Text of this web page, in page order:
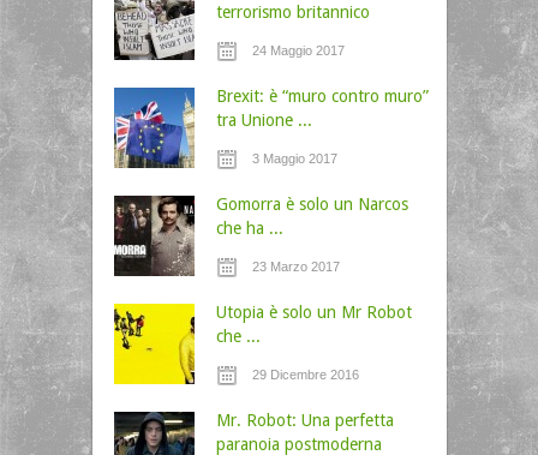
terrorismo britannico
24 Maggio 2017
Brexit: è “muro contro muro”
tra Unione ...
3 Maggio 2017
Gomorra è solo un Narcos
che ha ...
23 Marzo 2017
Utopia è solo un Mr Robot
che ...
29 Dicembre 2016
Mr. Robot: Una perfetta
paranoia postmoderna